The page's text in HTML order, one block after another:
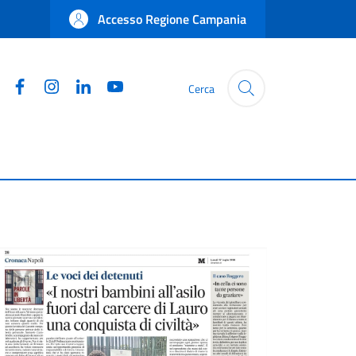
Accesso Regione Campania
FacebookInstagram
Linkedin Cerca